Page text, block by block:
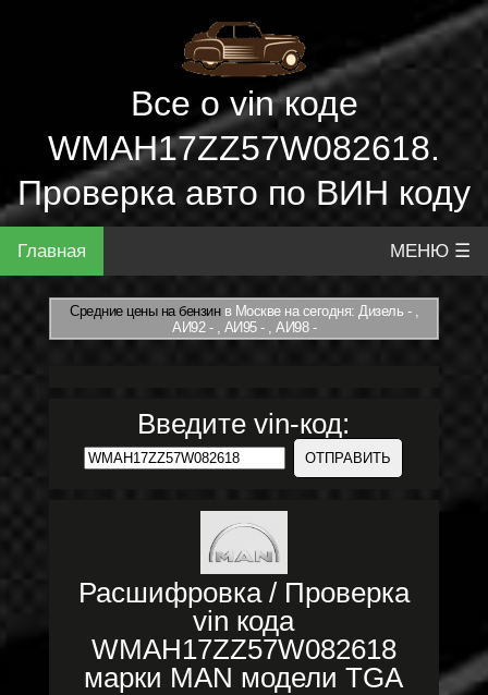
Все о vin коде
WMAH17ZZ57W082618.
Проверка авто по ВИН коду
Главная МЕНЮ ☰
Средние цены на бензинв Москве на сегодня: Дизель - ,
АИ92 - , АИ95 - , АИ98 -
Введите vin-код:
Расшифровка / Проверка
vin кода
WMAH17ZZ57W082618
марки MAN модели TGA